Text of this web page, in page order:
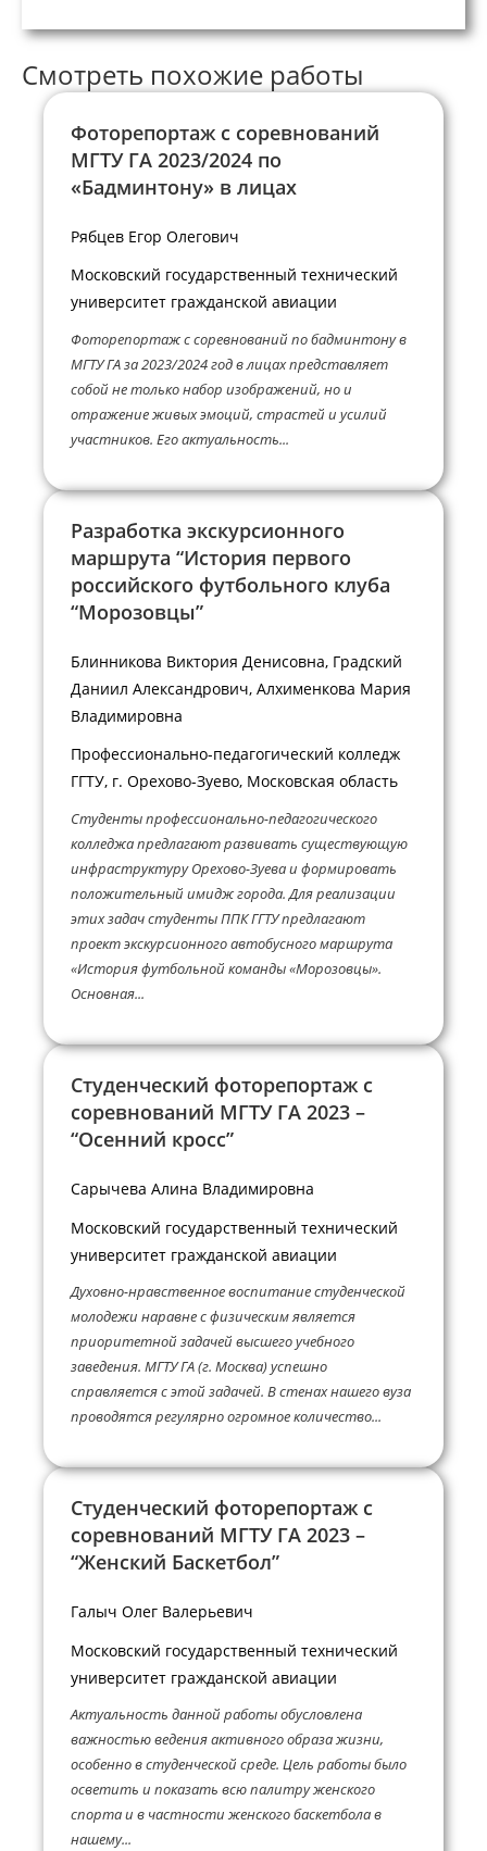
Смотреть похожие работы
Фоторепортаж с соревнований
МГТУ ГА 2023/2024 по
«Бадминтону» в лицах
Рябцев Егор Олегович
Московский государственный технический
университет гражданской авиации
Фоторепортаж с соревнований по бадминтону в
МГТУ ГА за 2023/2024 год в лицах представляет
собой не только набор изображений, но и
отражение живых эмоций, страстей и усилий
участников. Его актуальность...
Разработка экскурсионного
маршрута “История первого
российского футбольного клуба
“Морозовцы”
Блинникова Виктория Денисовна, Градский
Даниил Александрович, Алхименкова Мария
Владимировна
Профессионально-педагогический колледж
ГГТУ, г. Орехово-Зуево, Московская область
Студенты профессионально-педагогического
колледжа предлагают развивать существующую
инфраструктуру Орехово-Зуева и формировать
положительный имидж города. Для реализации
этих задач студенты ППК ГГТУ предлагают
проект экскурсионного автобусного маршрута
«История футбольной команды «Морозовцы».
Основная...
Студенческий фоторепортаж с
соревнований МГТУ ГА 2023 –
“Осенний кросс”
Сарычева Алина Владимировна
Московский государственный технический
университет гражданской авиации
Духовно-нравственное воспитание студенческой
молодежи наравне с физическим является
приоритетной задачей высшего учебного
заведения. МГТУ ГА (г. Москва) успешно
справляется с этой задачей. В стенах нашего вуза
проводятся регулярно огромное количество...
Студенческий фоторепортаж с
соревнований МГТУ ГА 2023 –
“Женский Баскетбол”
Галыч Олег Валерьевич
Московский государственный технический
университет гражданской авиации
Актуальность данной работы обусловлена
важностью ведения активного образа жизни,
особенно в студенческой среде. Цель работы было
осветить и показать всю палитру женского
спорта и в частности женского баскетбола в
нашему...